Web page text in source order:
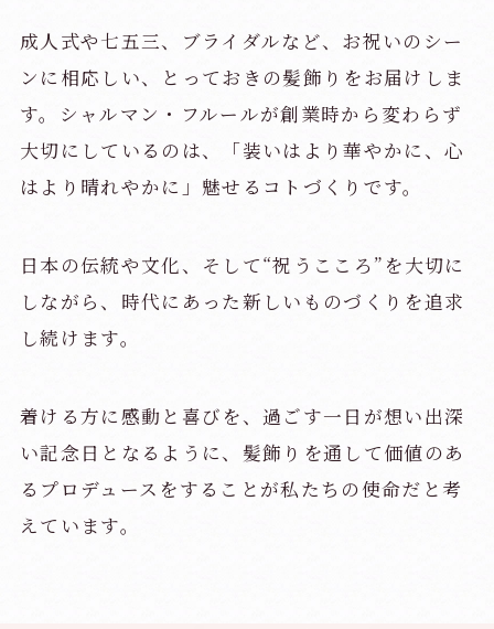
成人式や七五三、ブライダルなど、 お祝いのシー
ンに相応しい、とっておきの髪飾りをお届けしま
す。
シャルマン・フルールが創業時から変わらず
大切にしているのは、
「装いはより華やかに、心
はより晴れやかに」魅せるコトづくりです。
日本の伝統や文化、そして“祝うこころ”を大切に
しながら、 時代にあった新しいものづくりを追求
し続けます。
着ける方に感動と喜びを、過ごす一日が想い出深
い記念日となるように、 髪飾りを通して価値のあ
るプロデュースをすることが私たちの使命だと考
えています。